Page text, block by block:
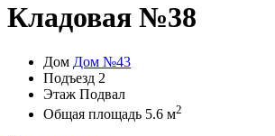
Кладовая №38
Дом Дом №43
Подъезд 2
Этаж Подвал
Общая площадь 5.6 м2